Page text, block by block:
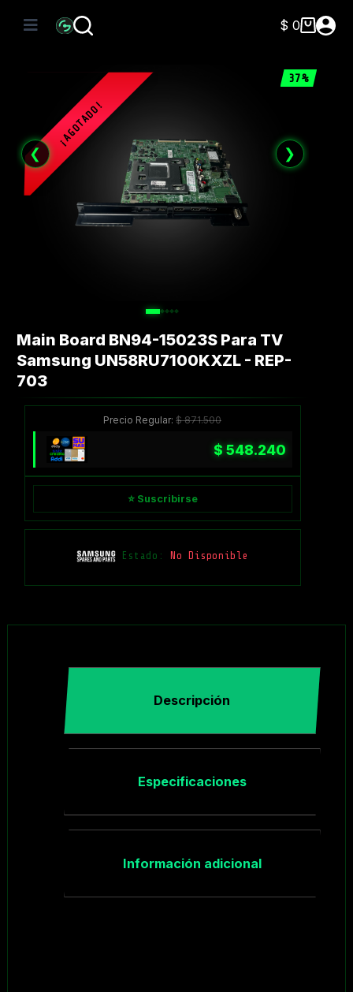
Carro
$ 0
37%
❮ ❯
Main Board BN94-15023S Para TV
Samsung UN58RU7100KXZL - REP-
703
Precio Regular:$871.500
$548.240
⭐ Suscribirse
Estado: No Disponible
Descripción
Especificaciones
Información adicional